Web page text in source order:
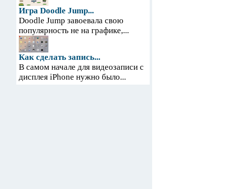
Игра Doodle Jump...
Doodle Jump завоевала свою
популярность не на графике,...
Как сделать запись...
В самом начале для видеозаписи с
дисплея iPhone нужно было...